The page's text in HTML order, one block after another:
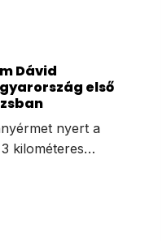
Dávid
első
nyert a
kilométeres…